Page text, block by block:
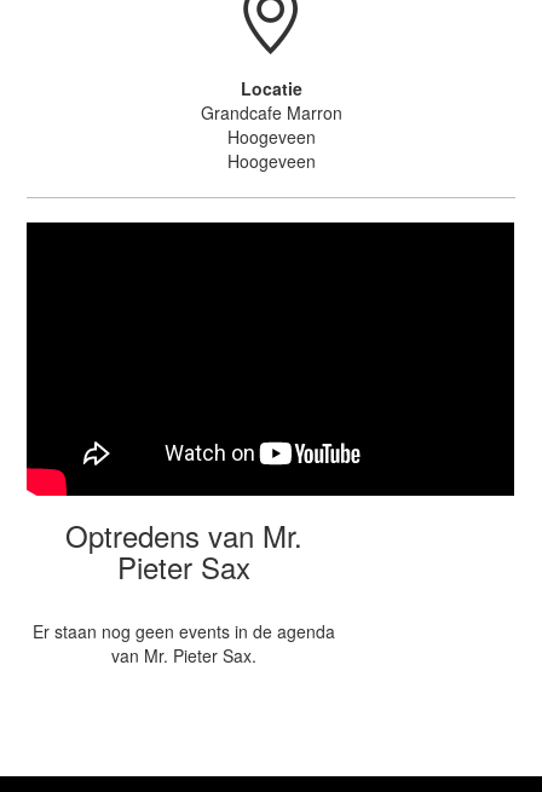
Locatie
Grandcafe Marron
Hoogeveen
Hoogeveen
Optredens van Mr.
Pieter Sax
Er staan nog geen events in de agenda
van Mr. Pieter Sax.